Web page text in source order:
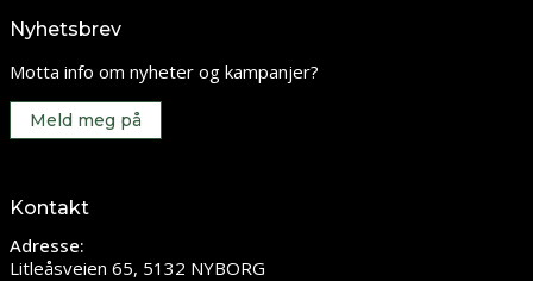
Nyhetsbrev
Motta info om nyheter og kampanjer?
Meld meg på
Kontakt
Adresse:
Litleåsveien 65, 5132 NYBORG